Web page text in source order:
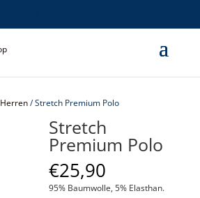
/ Stretch Premium Polo
Stretch
Premium Polo
€25,90
95% Baumwolle, 5% Elasthan.